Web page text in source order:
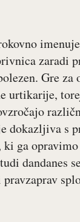
zaradi
Gre
urtikarije,
dokazljiva s
ga
dandanes